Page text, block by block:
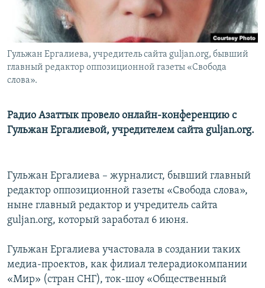
Гульжан Ергалиева, учредитель сайта guljan.org, бывший
главный редактор оппозиционной газеты «Свобода
слова».
Радио Азаттык провело онлайн-конференцию с
Гульжан Ергалиевой, учредителем сайта guljan.org.
Гульжан Ергалиева – журналист, бывший главный
редактор оппозиционной газеты «Свобода слова»,
ныне главный редактор и учредитель сайта
guljan.org, который заработал 6 июня.
Гульжан Ергалиева участовала в создании таких
медиа-проектов, как филиал телерадиокомпании
«Мир» (стран СНГ), ток-шоу «Общественный